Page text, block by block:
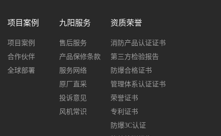
项目案例
项目案例
合作伙伴
全球部署
九阳服务
售后服务
产品保修条款
服务网络
原厂直采
投诉意见
风机常识
资质荣誉
消防产品认证证书
第三方检验报告
防爆合格证书
管理体系认证证书
荣誉证书
专利证书
防爆3C认证